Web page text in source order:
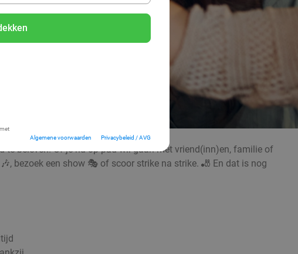
Algemene voorwaarden Privacybeleid / AVG
te beleven! Of je nu op pad wil gaan met vriend(inn)en, familie of
bezoek een show 🎭 of scoor strike na strike. 🎳 En dat is nog